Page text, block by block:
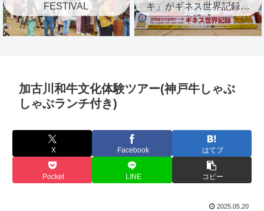
FESTIVAL
キ」がギネス世界記録™︎
を達成
加古川和牛文化体験ツアー(神戸牛しゃぶ
しゃぶランチ付き)
X Facebook はてブ
Pocket LINE コピー
2025.05.20